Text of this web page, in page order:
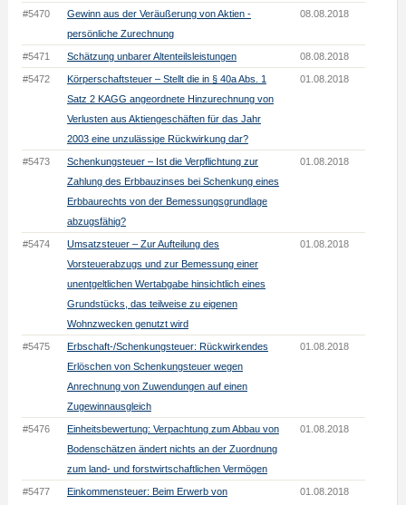
#5470
Gewinn aus der Veräußerung von Aktien -
persönliche Zurechnung
08.08.2018
#5471 Schätzung unbarer Altenteilsleistungen 08.08.2018
#5472
Körperschaftsteuer – Stellt die in § 40a Abs. 1
Satz 2 KAGG angeordnete Hinzurechnung von
Verlusten aus Aktiengeschäften für das Jahr
2003 eine unzulässige Rückwirkung dar?
01.08.2018
#5473
Schenkungsteuer – Ist die Verpflichtung zur
Zahlung des Erbbauzinses bei Schenkung eines
Erbbaurechts von der Bemessungsgrundlage
abzugsfähig?
01.08.2018
#5474
Umsatzsteuer – Zur Aufteilung des
Vorsteuerabzugs und zur Bemessung einer
unentgeltlichen Wertabgabe hinsichtlich eines
Grundstücks, das teilweise zu eigenen
Wohnzwecken genutzt wird
01.08.2018
#5475
Erbschaft-/Schenkungsteuer: Rückwirkendes
Erlöschen von Schenkungsteuer wegen
Anrechnung von Zuwendungen auf einen
Zugewinnausgleich
01.08.2018
#5476
Einheitsbewertung: Verpachtung zum Abbau von
Bodenschätzen ändert nichts an der Zuordnung
zum land- und forstwirtschaftlichen Vermögen
01.08.2018
#5477
Einkommensteuer: Beim Erwerb von
01.08.2018